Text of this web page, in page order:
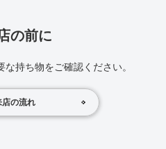
の前に
持ち物をご確認ください。
店の流れ